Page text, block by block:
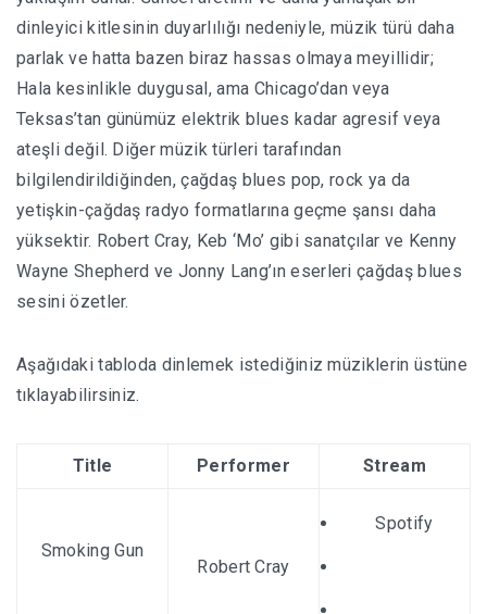
dinleyici kitlesinin duyarlılığı nedeniyle, müzik türü daha
parlak ve hatta bazen biraz hassas olmaya meyillidir;
Hala kesinlikle duygusal, ama Chicago’dan veya
Teksas’tan günümüz elektrik blues kadar agresif veya
ateşli değil. Diğer müzik türleri tarafından
bilgilendirildiğinden, çağdaş blues pop, rock ya da
yetişkin-çağdaş radyo formatlarına geçme şansı daha
yüksektir. Robert Cray, Keb ‘Mo’ gibi sanatçılar ve Kenny
Wayne Shepherd ve Jonny Lang’ın eserleri çağdaş blues
sesini özetler.
Aşağıdaki tabloda dinlemek istediğiniz müziklerin üstüne
tıklayabilirsiniz.
Title Performer Stream
Smoking Gun
Robert Cray
Spotify